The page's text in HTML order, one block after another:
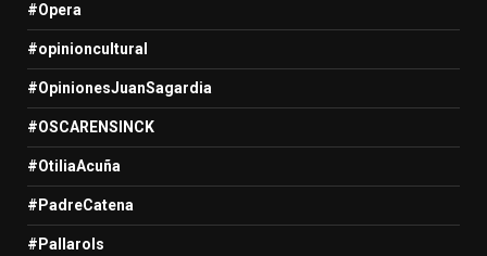
#Opera
#opinioncultural
#OpinionesJuanSagardia
#OSCARENSINCK
#OtiliaAcuña
#PadreCatena
#Pallarols